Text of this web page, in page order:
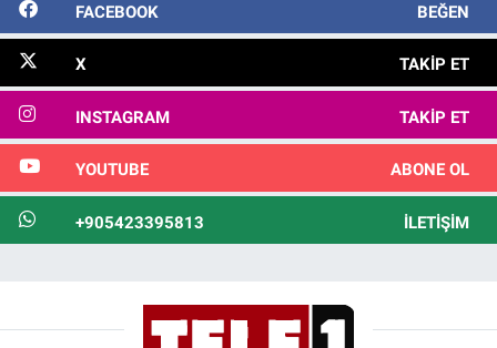
FACEBOOK BEĞEN
X TAKIP ET
INSTAGRAM TAKIP ET
YOUTUBE ABONE OL
+905423395813 İLETIŞIM